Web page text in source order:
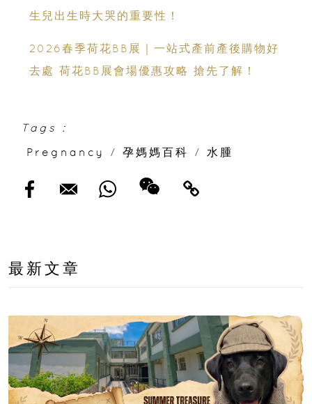
生兒出生時大哭的重要性！
2026春季荷花BB展｜一站式產前產後購物好
去處 荷花BB展會場優惠攻略 搶先了解！
Tags :
Pregnancy
/ 孕媽媽百科 / 水腫
最新文章